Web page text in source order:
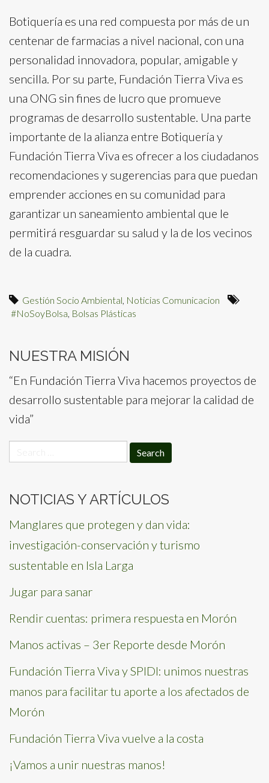
Botiquería es una red compuesta por más de un
centenar de farmacias a nivel nacional, con una
personalidad innovadora, popular, amigable y
sencilla. Por su parte, Fundación Tierra Viva es
una ONG sin fines de lucro que promueve
programas de desarrollo sustentable. Una parte
importante de la alianza entre Botiquería y
Fundación Tierra Viva es ofrecer a los ciudadanos
recomendaciones y sugerencias para que puedan
emprender acciones en su comunidad para
garantizar un saneamiento ambiental que le
permitirá resguardar su salud y la de los vecinos
de la cuadra.
Gestión Socio Ambiental, Noticias Comunicacion
#NoSoyBolsa, Bolsas Plásticas
NUESTRA MISIÓN
“En Fundación Tierra Viva hacemos proyectos de
desarrollo sustentable para mejorar la calidad de
vida”
for:
NOTICIAS Y ARTÍCULOS
Manglares que protegen y dan vida:
investigación-conservación y turismo
sustentable en Isla Larga
Jugar para sanar
Rendir cuentas: primera respuesta en Morón
Manos activas – 3er Reporte desde Morón
Fundación Tierra Viva y SPIDI: unimos nuestras
manos para facilitar tu aporte a los afectados de
Morón
Fundación Tierra Viva vuelve a la costa
¡Vamos a unir nuestras manos!